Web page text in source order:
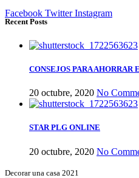
Facebook Twitter Instagram
Recent Posts
CONSEJOS PARA AHORRAR
20 octubre, 2020 No
STAR PLG ONLINE
20 octubre, 2020 No
Decorar una casa 2021